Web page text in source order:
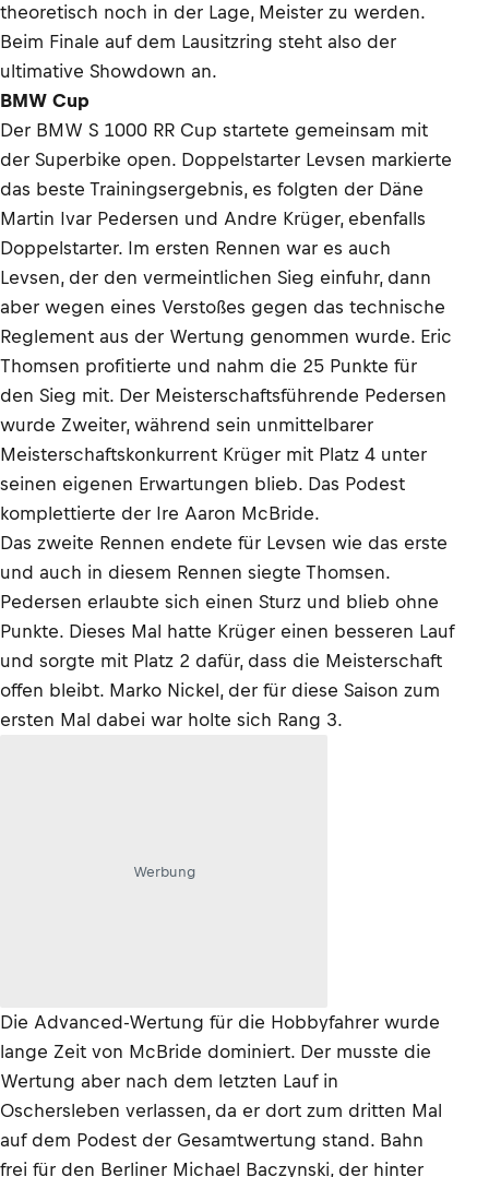
theoretisch noch in der Lage, Meister zu werden.
Beim Finale auf dem Lausitzring steht also der
ultimative Showdown an.
BMW Cup
Der BMW S 1000 RR Cup startete gemeinsam mit
der Superbike open. Doppelstarter Levsen markierte
das beste Trainingsergebnis, es folgten der Däne
Martin Ivar Pedersen und Andre Krüger, ebenfalls
Doppelstarter. Im ersten Rennen war es auch
Levsen, der den vermeintlichen Sieg einfuhr, dann
aber wegen eines Verstoßes gegen das technische
Reglement aus der Wertung genommen wurde. Eric
Thomsen profitierte und nahm die 25 Punkte für
den Sieg mit. Der Meisterschaftsführende Pedersen
wurde Zweiter, während sein unmittelbarer
Meisterschaftskonkurrent Krüger mit Platz 4 unter
seinen eigenen Erwartungen blieb. Das Podest
komplettierte der Ire Aaron McBride.
Das zweite Rennen endete für Levsen wie das erste
und auch in diesem Rennen siegte Thomsen.
Pedersen erlaubte sich einen Sturz und blieb ohne
Punkte. Dieses Mal hatte Krüger einen besseren Lauf
und sorgte mit Platz 2 dafür, dass die Meisterschaft
offen bleibt. Marko Nickel, der für diese Saison zum
ersten Mal dabei war holte sich Rang 3.
Werbung
Die Advanced-Wertung für die Hobbyfahrer wurde
lange Zeit von McBride dominiert. Der musste die
Wertung aber nach dem letzten Lauf in
Oschersleben verlassen, da er dort zum dritten Mal
auf dem Podest der Gesamtwertung stand. Bahn
frei für den Berliner Michael Baczynski, der hinter